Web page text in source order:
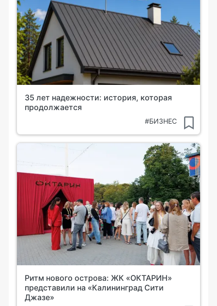
35 лет надежности: история, которая
продолжается
#БИЗНЕС
Ритм нового острова: ЖК «ОКТАРИН»
представили на «Калининград Сити
Джазе»